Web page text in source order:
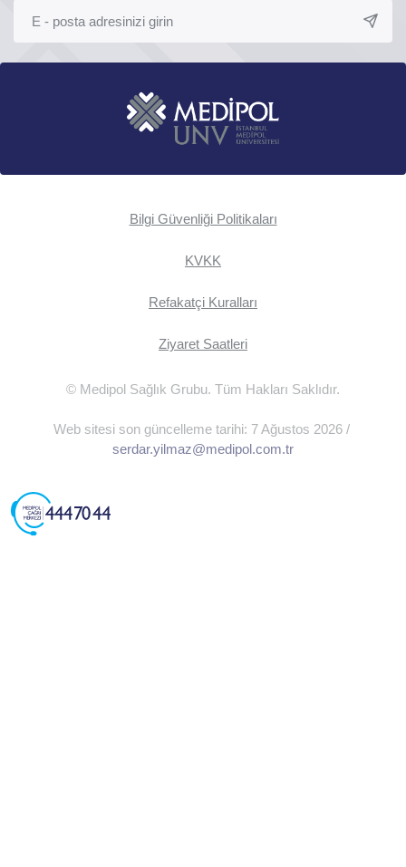
Bilgi Güvenliği Politikaları
KVKK
Refakatçi Kuralları
Ziyaret Saatleri
© Medipol Sağlık Grubu. Tüm Hakları Saklıdır.
Web sitesi son güncelleme tarihi: 7 Ağustos 2026 /
serdar.yilmaz@medipol.com.tr